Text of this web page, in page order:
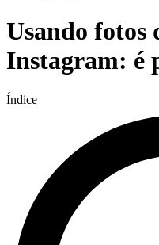
Usando fotos
Instagram: é
Índice